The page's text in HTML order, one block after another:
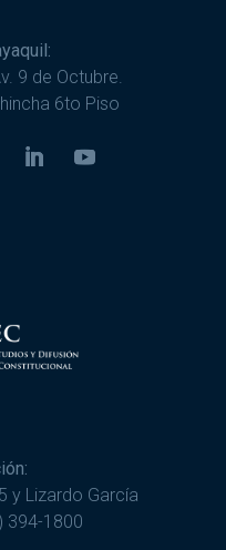
9 de Octubre.
6to Piso
y Lizardo García
394-1800